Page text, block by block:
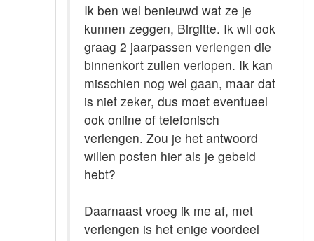
Ik ben wel benieuwd wat ze je
kunnen zeggen, Birgitte. Ik wil ook
graag 2 jaarpassen verlengen die
binnenkort zullen verlopen. Ik kan
misschien nog wel gaan, maar dat
is niet zeker, dus moet eventueel
ook online of telefonisch
verlengen. Zou je het antwoord
willen posten hier als je gebeld
hebt?
Daarnaast vroeg ik me af, met
verlengen is het enige voordeel